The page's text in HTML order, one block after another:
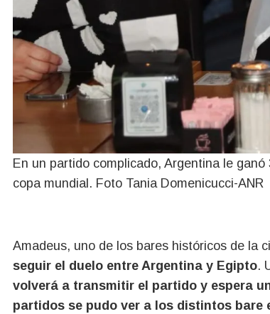
En un partido complicado, Argentina le
copa mundial. Foto Tania Domenicucci-ANR
Amadeus, uno de los bares históricos de la
seguir el duelo entre Argentina y Egipto.
volverá a transmitir el partido y espera
partidos se pudo ver a los distintos bare